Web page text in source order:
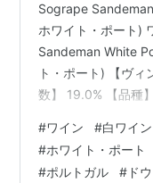
Sogrape
ホワイト・ポート)
Sandeman White
ト・ポート) 【ヴ
数】 19.0% 【品種
Viosinho (ヴィオジ
(ソグラペ・ヴィー
ガル) 【地域】
#ワイン #白ワイン
#ホワイト・ポート
#ポルトガル # ド